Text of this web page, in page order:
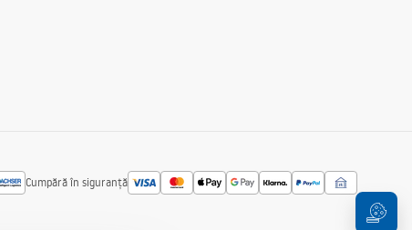
Cumpără în siguranță